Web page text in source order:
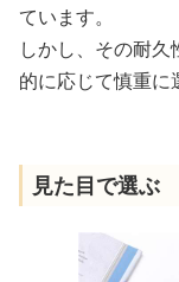
ています。
しかし、その耐
的に応じて慎重に
見た目で選ぶ